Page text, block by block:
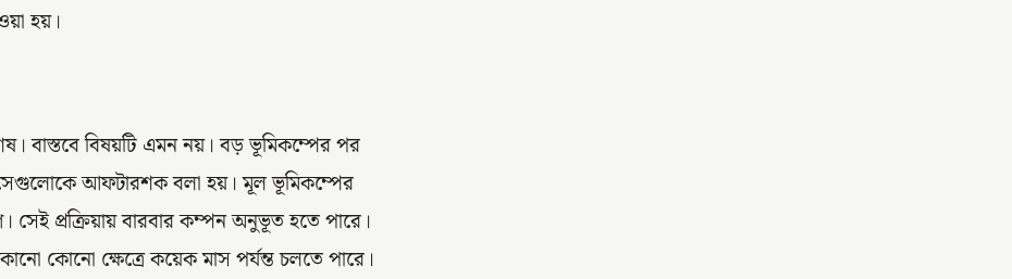
হয়।
বাস্তবে বিষয়টি এমন নয়। বড় ভূমিকম্পের পর
সেগুলোকে আফটারশক বলা হয়। মূল ভূমিকম্পের
প্রক্রিয়ায় বারবার কম্পন অনুভূত হতে পারে।
কোনো ক্ষেত্রে কয়েক মাস পর্যন্ত চলতে পারে।